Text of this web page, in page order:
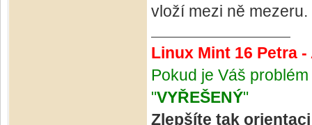
vloží mezi ně mezeru.
Linux Mint 16 Petra
Pokud je Váš
"VYŘEŠENÝ"
Zlepšíte tak